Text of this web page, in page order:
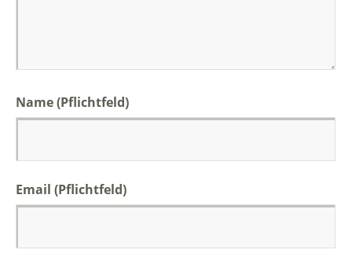
Name (Pflichtfeld)
Email (Pflichtfeld)